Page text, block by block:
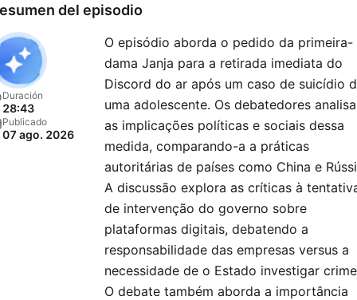
Se você busca informação
credibilidade, inscreva-se
agora para não perder
nenhuma atualização!
🎧Ouça O Antagonista nos
principais aplicativos de
como Spotify, Apple
Amazon Music, TuneIn
muito mais.
del episodio
Duración
28:43
Publicado
07 ago. 2026
O episódio aborda o pedido da primeira-
dama Janja para a retirada imediata do
Discord do ar após um caso de suicídio
uma adolescente. Os debatedores
as implicações políticas e sociais dessa
medida, comparando-a a práticas
autoritárias de países como China e
A discussão explora as críticas à
de intervenção do governo sobre
plataformas digitais, debatendo a
responsabilidade das empresas versus a
necessidade de o Estado investigar
O debate também aborda a importância